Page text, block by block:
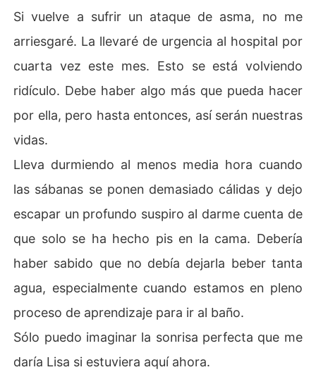
Si vuelve a sufrir un ataque de asma, no me
arriesgaré. La llevaré de urgencia al hospital por
cuarta vez este mes. Esto se está volviendo
ridículo. Debe haber algo más que pueda hacer
por ella, pero hasta entonces, así serán nuestras
vidas.
Lleva durmiendo al menos media hora cuando
las sábanas se ponen demasiado cálidas y dejo
escapar un profundo suspiro al darme cuenta de
que solo se ha hecho pis en la cama. Debería
haber sabido que no debía dejarla beber tanta
agua, especialmente cuando estamos en pleno
proceso de aprendizaje para ir al baño.
Sólo puedo imaginar la sonrisa perfecta que me
daría Lisa si estuviera aquí ahora.